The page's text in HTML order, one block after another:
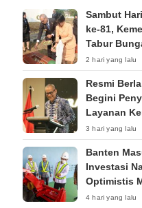
Sambut
ke-81,
Tabur
2 hari yang lalu
Resmi
Begini
Layanan
Hukum
3 hari yang lalu
Banten
Investasi
Optimistis
Terus
4 hari yang lalu